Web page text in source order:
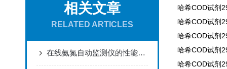
相关文章
RELATED ARTICLES
在线氨氮自动监测仪的性能特点
哈希COD试剂
哈希COD试剂
哈希COD试剂
哈希COD试剂
哈希COD试剂